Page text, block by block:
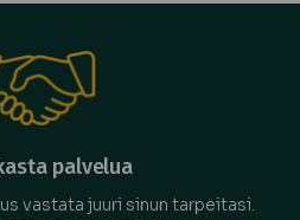
palvelua
vastata juuri sinun tarpeitasi.